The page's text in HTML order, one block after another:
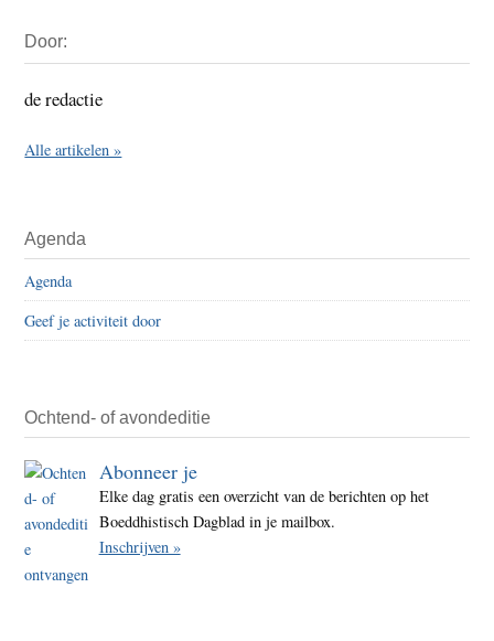
Sidebar
Door:
de redactie
Alle artikelen »
Agenda
Agenda
Geef je activiteit door
Ochtend- of avondeditie
Abonneer je
Elke dag gratis een overzicht van de berichten op het
Boeddhistisch Dagblad in je mailbox.
Inschrijven »